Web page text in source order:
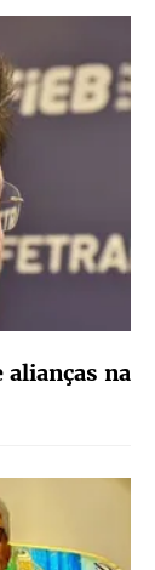
alianças na